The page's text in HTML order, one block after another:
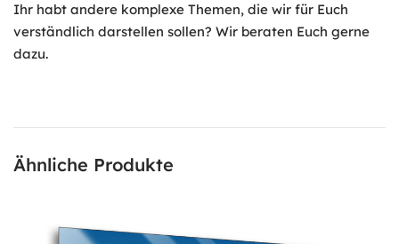
Ihr habt andere komplexe Themen, die wir für Euch
verständlich darstellen sollen? Wir beraten Euch gerne
dazu.
Ähnliche Produkte